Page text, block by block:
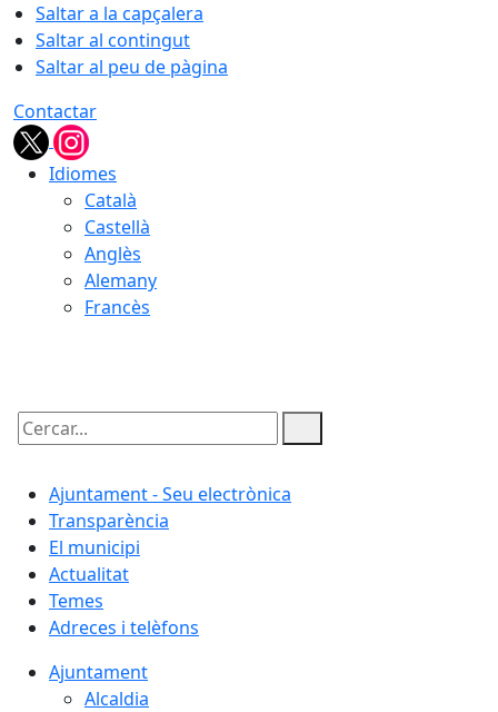
Saltar a la capçalera
Saltar al contingut
Saltar al peu de pàgina
Contactar
Idiomes
Català
Castellà
Anglès
Alemany
Francès
Cercar:
Ajuntament - Seu electrònica
Transparència
El municipi
Actualitat
Temes
Adreces i telèfons
Ajuntament
Alcaldia